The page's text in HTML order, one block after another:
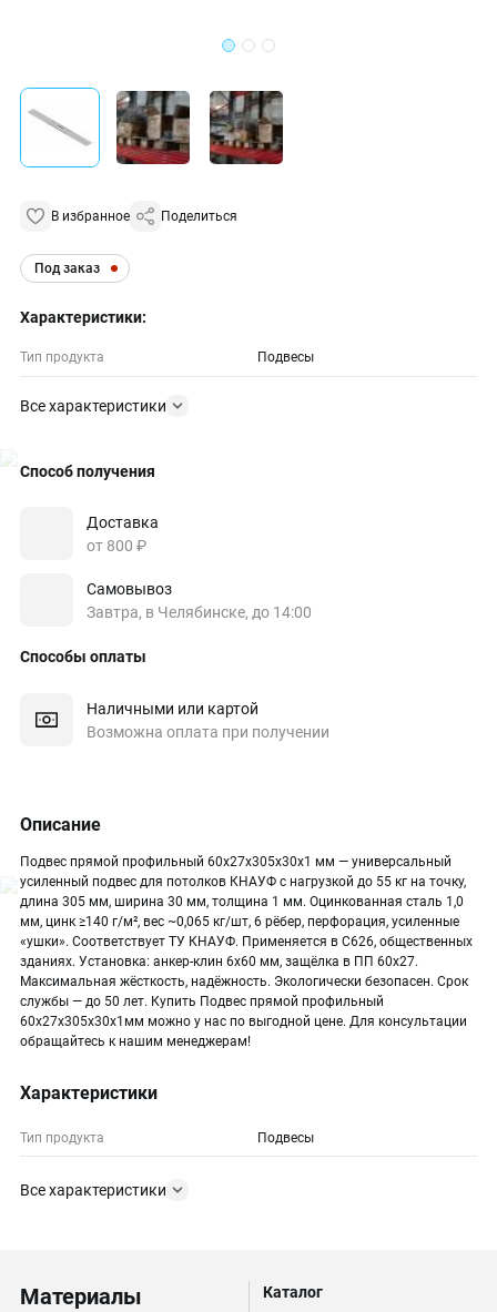
В избранное Поделиться
Под заказ
Характеристики:
Тип продукта Подвесы
Все характеристики
Способ получения
Доставка
от 800 ₽
Самовывоз
Завтра, в Челябинске, до 14:00
Способы оплаты
Наличными или картой
Возможна оплата при получении
Описание
Подвес прямой профильный 60х27х305х30х1 мм — универсальный
усиленный подвес для потолков КНАУФ с нагрузкой до 55 кг на точку,
длина 305 мм, ширина 30 мм, толщина 1 мм. Оцинкованная сталь 1,0
мм, цинк ≥140 г/м², вес ~0,065 кг/шт, 6 рёбер, перфорация, усиленные
«ушки». Соответствует ТУ КНАУФ. Применяется в С626, общественных
зданиях. Установка: анкер-клин 6х60 мм, защёлка в ПП 60х27.
Максимальная жёсткость, надёжность. Экологически безопасен. Срок
службы — до 50 лет. Купить Подвес прямой профильный
60х27х305х30х1мм можно у нас по выгодной цене. Для консультации
обращайтесь к нашим менеджерам!
Характеристики
Тип продукта Подвесы
Все характеристики
Материалы
Каталог